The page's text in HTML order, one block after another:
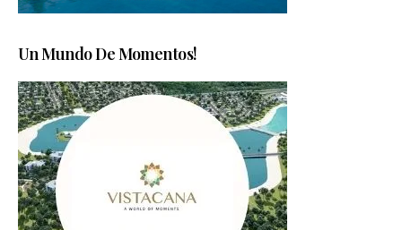
Un Mundo De Momentos!